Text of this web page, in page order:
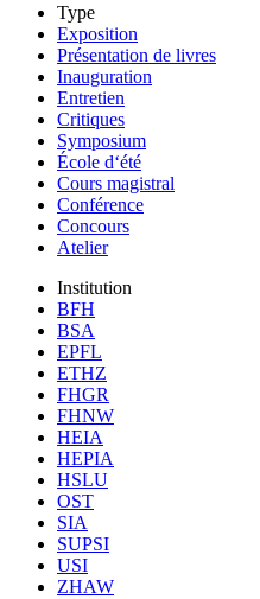
Type
Exposition
Présentation de livres
Inauguration
Entretien
Critiques
Symposium
École d‘été
Cours magistral
Conférence
Concours
Atelier
Institution
BFH
BSA
EPFL
ETHZ
FHGR
FHNW
HEIA
HEPIA
HSLU
OST
SIA
SUPSI
USI
ZHAW